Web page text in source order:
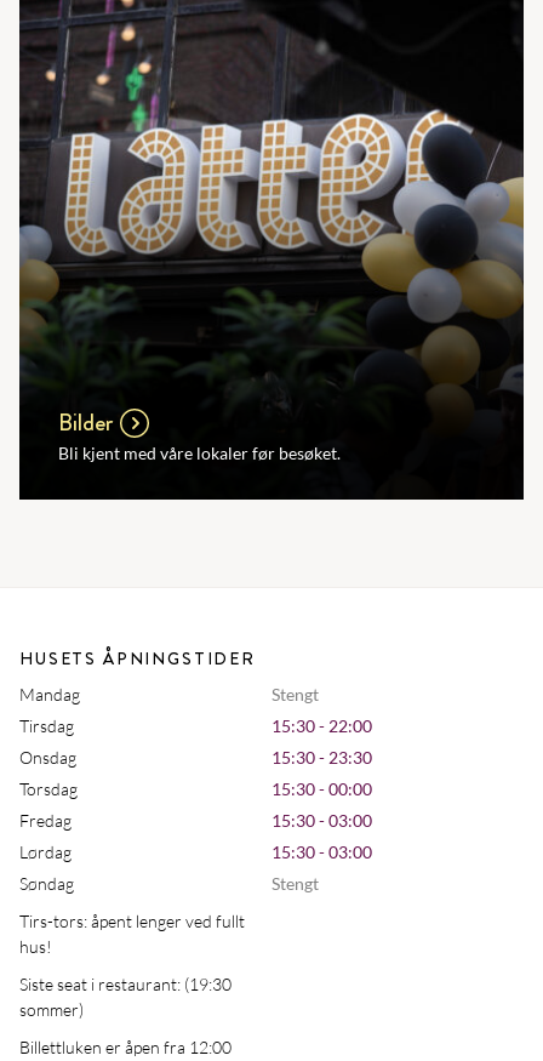
Bilder
Bli kjent med våre lokaler før besøket.
HUSETS ÅPNINGSTIDER
Mandag
Stengt
Tirsdag
15:30 - 22:00
Onsdag
15:30 - 23:30
Torsdag
15:30 - 00:00
Fredag
15:30 - 03:00
Lørdag
15:30 - 03:00
Søndag
Stengt
Tirs-tors: åpent lenger ved fullt
hus!
Siste seat i restaurant: (19:30
sommer)
Billettluken er åpen fra 12:00